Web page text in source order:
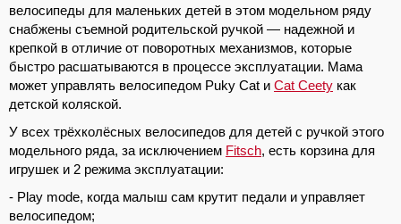
велосипеды для маленьких детей в этом модельном ряду
снабжены съемной родительской ручкой — надежной и
крепкой в отличие от поворотных механизмов, которые
быстро расшатываются в процессе эксплуатации. Мама
может управлять велосипедом Puky Cat и Cat Ceety как
детской коляской.
У всех трёхколёсных велосипедов для детей с ручкой этого
модельного ряда, за исключением Fitsch, есть корзина для
игрушек и 2 режима эксплуатации:
- Play mode, когда малыш сам крутит педали и управляет
велосипедом;